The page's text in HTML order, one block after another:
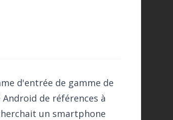
d'entrée de gamme de
de références à
un smartphone